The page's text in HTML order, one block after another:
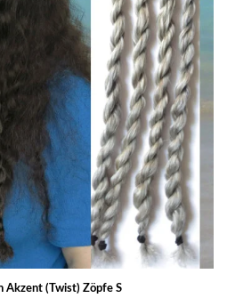
Akzent (Twist) Zöpfe S